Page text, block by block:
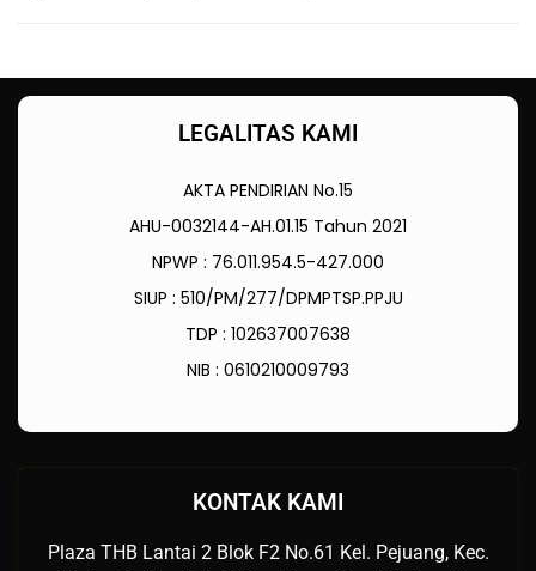
LEGALITAS KAMI
AKTA PENDIRIAN No.15
AHU-0032144-AH.01.15 Tahun 2021
NPWP : 76.011.954.5-427.000
SIUP : 510/PM/277/DPMPTSP.PPJU
TDP : 102637007638
NIB : 0610210009793
KONTAK KAMI
Plaza THB Lantai 2 Blok F2 No.61 Kel. Pejuang, Kec.